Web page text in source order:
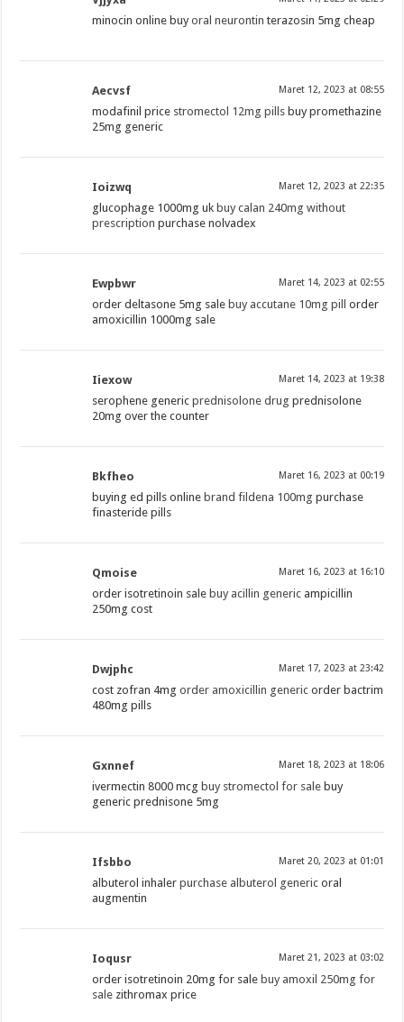
minocin online buyoral neurontin terazosin 5mg cheap
Aecvsf Maret 12, 2023 at 08:55
modafinil price stromectol 12mg pills buy promethazine
25mg generic
Ioizwq Maret 12, 2023 at 22:35
glucophage 1000mg uk buy calan 240mg without
prescription purchase nolvadex
Ewpbwr Maret 14, 2023 at 02:55
order deltasone 5mg sale buy accutane 10mg pill
order
amoxicillin 1000mg sale
Iiexow Maret 14, 2023 at 19:38
serophene genericprednisolone drug prednisolone
20mg over the counter
Bkfheo Maret 16, 2023 at 00:19
buying ed pills online brand fildena 100mg purchase
finasteride pills
Qmoise Maret 16, 2023 at 16:10
order isotretinoin sale buy acillin generic ampicillin
250mg cost
Dwjphc Maret 17, 2023 at 23:42
cost zofran 4mgorder amoxicillin generic order bactrim
480mg pills
Gxnnef Maret 18, 2023 at 18:06
ivermectin 8000 mcg buy stromectol for sale buy
generic prednisone 5mg
Ifsbbo Maret 20, 2023 at 01:01
albuterol inhalerpurchase albuterol generic oral
augmentin
Ioqusr Maret 21, 2023 at 03:02
order isotretinoin 20mg for sale buy amoxil 250mg for
sale zithromax price